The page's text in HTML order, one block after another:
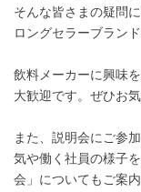
そんな皆さまの疑問
ロングセラーブラン
飲料メーカーに興味
大歓迎です。ぜひお
また、説明会にご参
気や働く社員の様子
会」についてもご案内